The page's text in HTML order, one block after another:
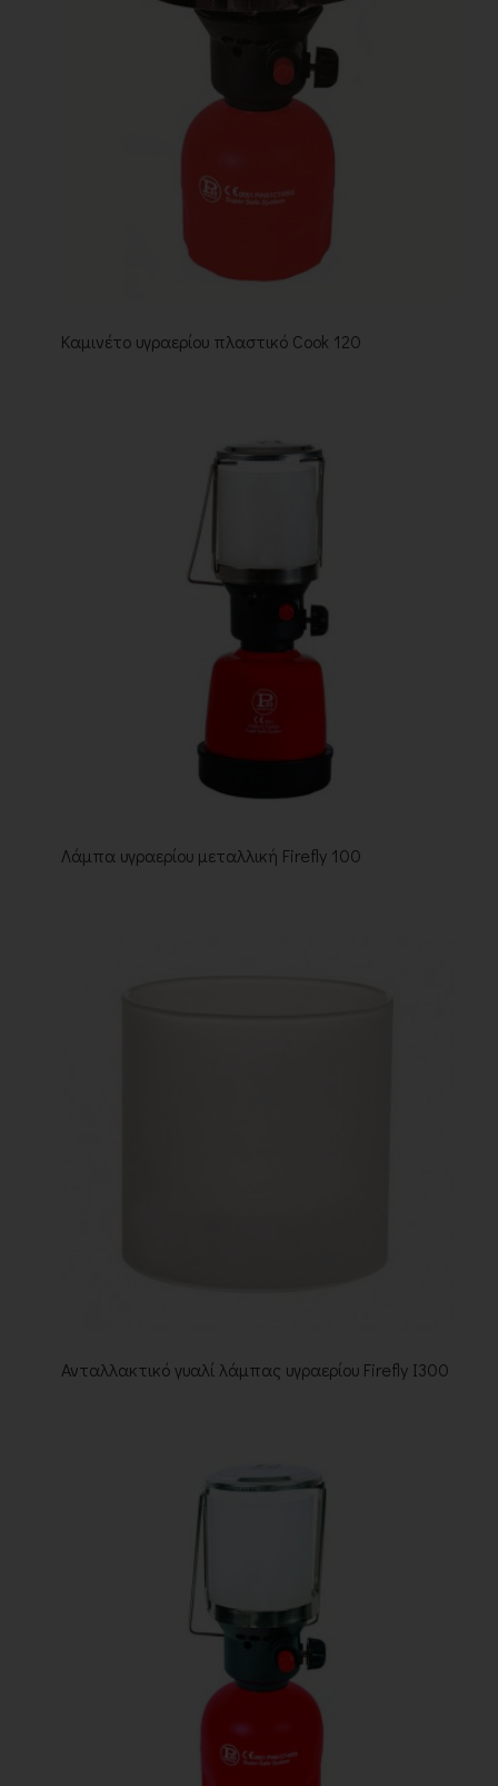
Καμινέτο υγραερίου πλαστικό Cook 120
Λάμπα υγραερίου μεταλλική Firefly 100
Ανταλλακτικό γυαλί λάμπας υγραερίου Firefly Ι300